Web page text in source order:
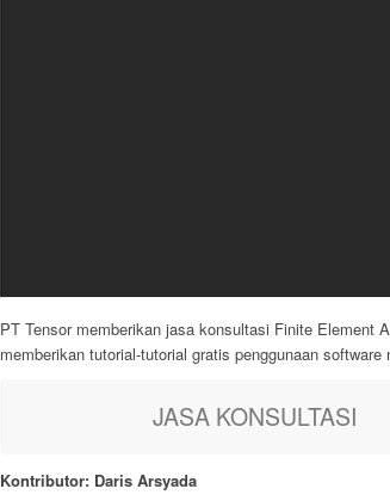
PT Tensor memberikan jasa konsultasi Finite Element
memberikan tutorial-tutorial gratis penggunaan
JASA KONSULTASI
Kontributor: Daris Arsyada